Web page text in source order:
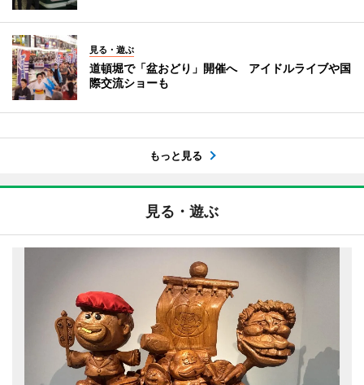
見る・遊ぶ
道頓堀で「盆おどり」開催へ アイドルライブや国
際交流ショーも
もっと見る
見る・遊ぶ